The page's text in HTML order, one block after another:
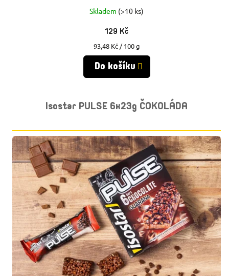
Skladem (>10 ks)
129 Kč
Měrná
cena:
93,48 Kč / 100 g
Do košíku
Isostar PULSE 6x23g ČOKOLÁDA